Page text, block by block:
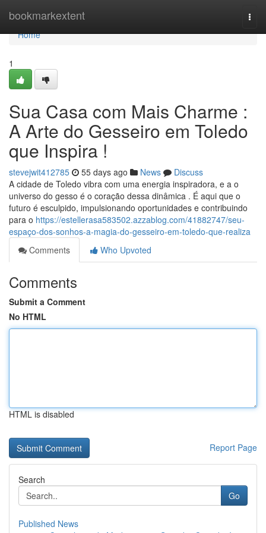
bookmarkextent
Home
Home
1
Sua Casa com Mais Charme :
A Arte do Gesseiro em Toledo
que Inspira !
stevejwit412785 55 days ago News
Discuss
A cidade de Toledo vibra com uma energia inspiradora, e a o
universo do gesso é o coração dessa dinâmica . É aqui que o
futuro é esculpido, impulsionando oportunidades e contribuindo
para o https://estellerasa583502.azzablog.com/41882747/seu-
espaço-dos-sonhos-a-magia-do-gesseiro-em-toledo-que-realiza
Comments
Who Upvoted
Comments
Submit a Comment
No HTML
HTML is disabled
Report Page
Search
Go
Published News